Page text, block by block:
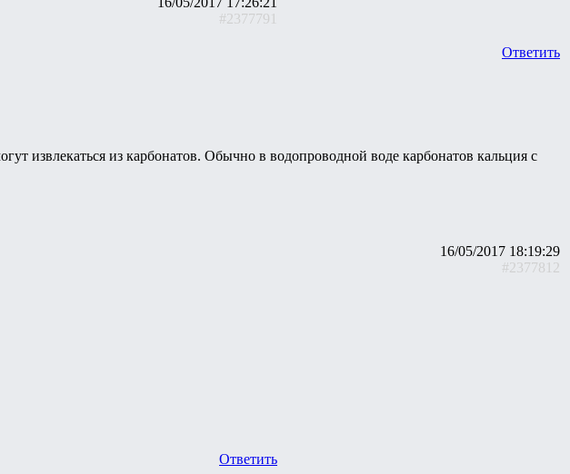
#2377791
Ответить
извлекаться из карбонатов. Обычно в водопроводной воде карбонатов кальция с
16/05/2017 18:19:29
#2377812
Ответить